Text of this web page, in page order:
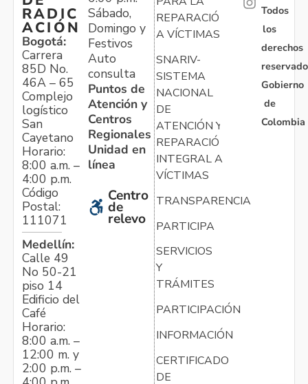
RADIC
ACIÓN
Bogotá:
Carrera
85D No.
46A – 65
Complejo
logístico
San
Cayetano
Horario:
8:00 a.m. –
4:00 p.m.
Código
Postal:
111071
Medellín:
Calle 49
No 50-21
piso 14
Edificio del
Café
Horario:
8:00 a.m. –
12:00 m. y
2:00 p.m. –
Sábado,
Domingo y
Festivos
Auto
consulta
Puntos de
Atención y
Centros
Regionales
Unidad en
línea
Centro
de
relevo
REPARACIÓN
A VÍCTIMAS
SNARIV-
SISTEMA
NACIONAL
DE
ATENCIÓN Y
REPARACIÓN
INTEGRAL A
VÍCTIMAS
TRANSPARENCIA
PARTICIPA
SERVICIOS
Y
TRÁMITES
PARTICIPACIÓN
INFORMACIÓN
CERTIFICADO
DE
Todos
los
derechos
Gobierno
de
Colombia